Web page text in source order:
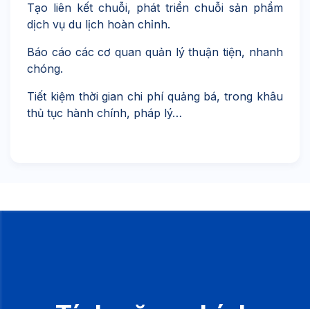
Tạo liên kết chuỗi, phát triển chuỗi sản phẩm
dịch vụ du lịch hoàn chỉnh.
Báo cáo các cơ quan quản lý thuận tiện, nhanh
chóng.
Tiết kiệm thời gian chi phí quảng bá, trong khâu
thủ tục hành chính, pháp lý…